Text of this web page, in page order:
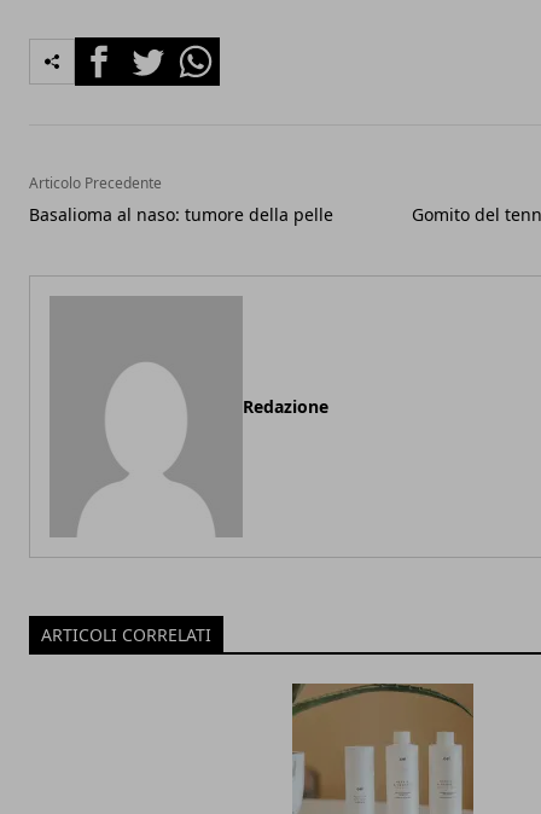
FacebookTwitterWhatsapp
Articolo Precedente
Basalioma al naso: tumore della pelle Gomito del
Redazione
ARTICOLI CORRELATI